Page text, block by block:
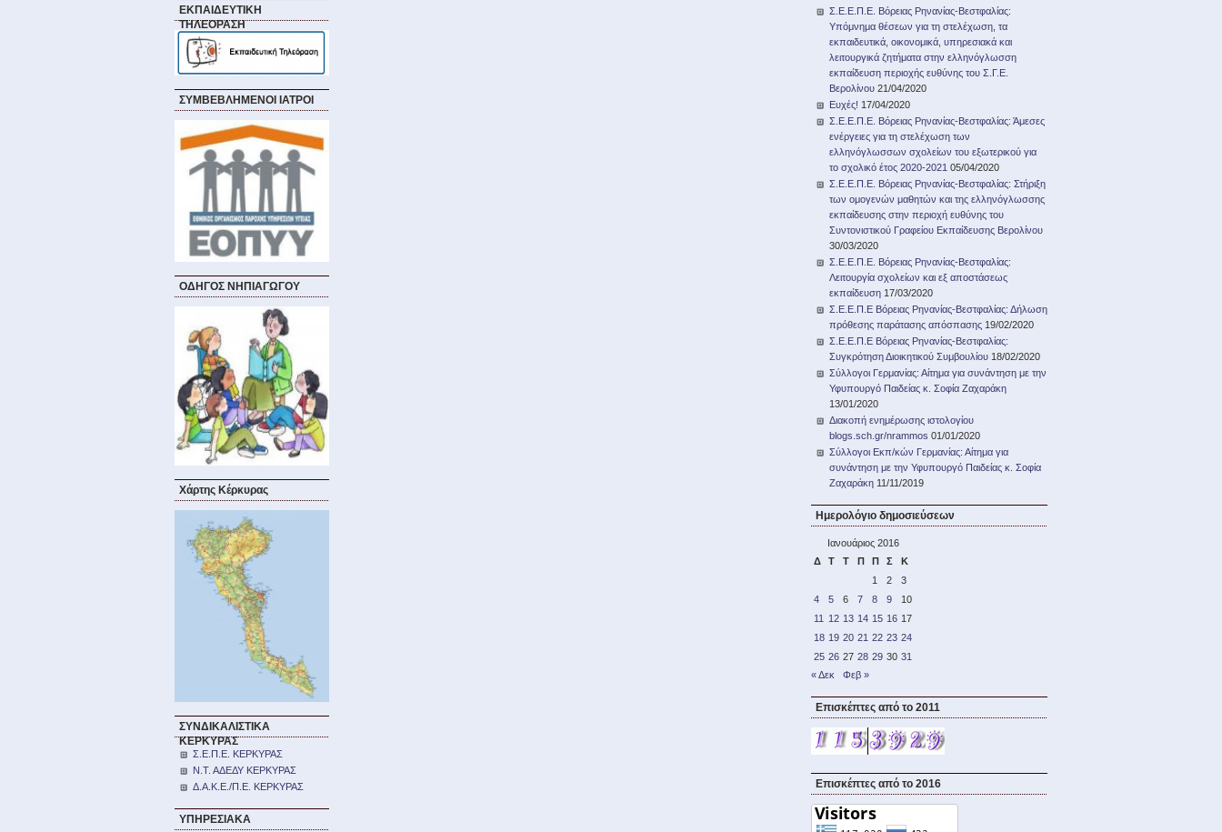
ΕΚΠΑΙΔΕΥΤΙΚΗ
ΤΗΛΕΟΡΑΣΗ
ΣΥΜΒΕΒΛΗΜΕΝΟΙ ΙΑΤΡΟΙ
ΟΔΗΓΟΣ ΝΗΠΙΑΓΩΓΟΥ
Χάρτης Κέρκυρας
ΣΥΝΔΙΚΑΛΙΣΤΙΚΑ
ΚΕΡΚΥΡΑΣ
Σ.Ε.Π.Ε. ΚΕΡΚΥΡΑΣ
Ν.Τ. ΑΔΕΔΥ ΚΕΡΚΥΡΑΣ
Δ.Α.Κ.Ε./Π.Ε. ΚΕΡΚΥΡΑΣ
ΥΠΗΡΕΣΙΑΚΑ
Σ.Ε.Ε.Π.Ε. Βόρειας Ρηνανίας-Βεστφαλίας:
Υπόμνημα θέσεων για τη στελέχωση, τα
εκπαιδευτικά, οικονομικά, υπηρεσιακά και
λειτουργικά ζητήματα στην ελληνόγλωσση
εκπαίδευση περιοχής ευθύνης του Σ.Γ.Ε.
Βερολίνου 21/04/2020
Ευχές! 17/04/2020
Σ.Ε.Ε.Π.Ε. Βόρειας Ρηνανίας-Βεστφαλίας: Άμεσες
ενέργειες για τη στελέχωση των
ελληνόγλωσσων σχολείων του εξωτερικού για
το σχολικό έτος 2020-2021 05/04/2020
Σ.Ε.Ε.Π.Ε. Βόρειας Ρηνανίας-Βεστφαλίας: Στήριξη
των ομογενών μαθητών και της ελληνόγλωσσης
εκπαίδευσης στην περιοχή ευθύνης του
Συντονιστικού Γραφείου Εκπαίδευσης Βερολίνου
30/03/2020
Σ.Ε.Ε.Π.Ε. Βόρειας Ρηνανίας-Βεστφαλίας:
Λειτουργία σχολείων και εξ αποστάσεως
εκπαίδευση 17/03/2020
Σ.Ε.Ε.Π.Ε Βόρειας Ρηνανίας-Βεστφαλίας: Δήλωση
πρόθεσης παράτασης απόσπασης 19/02/2020
Σ.Ε.Ε.Π.Ε Βόρειας Ρηνανίας-Βεστφαλίας:
Συγκρότηση Διοικητικού Συμβουλίου 18/02/2020
Σύλλογοι Γερμανίας: Αίτημα για συνάντηση με την
Υφυπουργό Παιδείας κ. Σοφία Ζαχαράκη
13/01/2020
Διακοπή ενημέρωσης ιστολογίου
blogs.sch.gr/nrammos 01/01/2020
Σύλλογοι Εκπ/κών Γερμανίας: Αίτημα για
συνάντηση με την Υφυπουργό Παιδείας κ. Σοφία
Ζαχαράκη 11/11/2019
Ημερολόγιο δημοσιεύσεων
Ιανουάριος 2016
Δ
Τ Τ Π Π Σ
Κ
1
2
3
4
5 6 7 8 9
10
11
12 13 14 15 16 17
18 19 20 21 22 23 24
25 26 27 28 29 30 31
« Δεκ
Φεβ »
Επισκέπτες από το 2011
Επισκέπτες από το 2016